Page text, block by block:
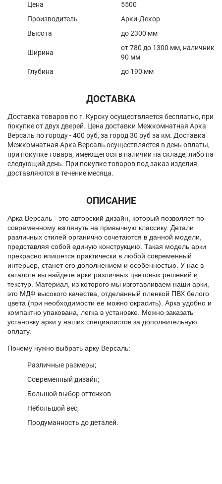
Цена
5500
Производитель
Арки-Декор
Высота
до 2300 мм
Ширина
от 780 до 1300 мм, наличник
90 мм
Глубина
до 190 мм
ДОСТАВКА
Доставка товаров по г. Курску осуществляется бесплатно, при
покупке от двух дверей. Цена доставки Межкомнатная Арка
Версаль по городу - 400 руб, за город 30 руб за км. Доставка
Межкомнатная Арка Версаль осуществляется в день оплаты,
при покупке товара, имеющегося в наличии на складе, либо на
следующий день. При покупке товаров под заказ изделия
доставляются в течение месяца.
ОПИСАНИЕ
Арка Версаль - это авторский дизайн, который позволяет по-
современному взглянуть на привычную классику. Детали
различных стилей органично сочетаются в данной модели,
представляя собой единую конструкцию. Такая модель арки
прекрасно впишется практически в любой современный
интерьер, станет его дополнением и особенностью. У нас в
каталоге вы найдете арки различных цветовых решений и
текстур. Материал, из которого мы изготавливаем наши арки,
это МДФ высокого качества, отделанный пленкой ПВХ белого
цвета (при необходимости ее можно окрасить). Арка удобно и
компактно упакована, легка в установке. Можно заказать
установку арки у наших специалистов за дополнительную
оплату.
Почему нужно выбрать арку Версаль:
Различные размеры;
Современный дизайн;
Большой выбор оттенков
Небольшой вес;
Продуманность до деталей.